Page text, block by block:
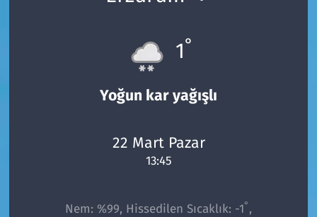
1°
Yoğun kar yağışlı
22 Mart Pazar
13:45
Nem: %99, Hissedilen Sıcaklık: -1° ,